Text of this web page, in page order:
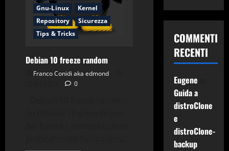
Gnu-Linux
Kernel
Repository
Sicurezza
Tips & Tricks
Debian 10 freeze random
Franco Conidi aka edmond
0
COMMENTI
RECENTI
Eugene
Guida a
distroClone
e
distroClone-
backup